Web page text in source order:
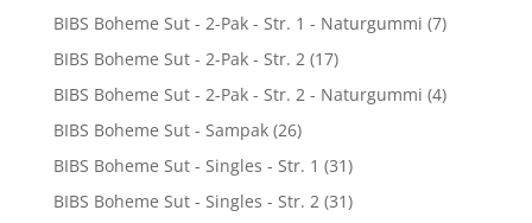
BIBS Boheme Sut - 2-Pak - Str. 1 - Naturgummi (7)
BIBS Boheme Sut - 2-Pak - Str. 2 (17)
BIBS Boheme Sut - 2-Pak - Str. 2 - Naturgummi (4)
BIBS Boheme Sut - Sampak (26)
BIBS Boheme Sut - Singles - Str. 1 (31)
BIBS Boheme Sut - Singles - Str. 2 (31)